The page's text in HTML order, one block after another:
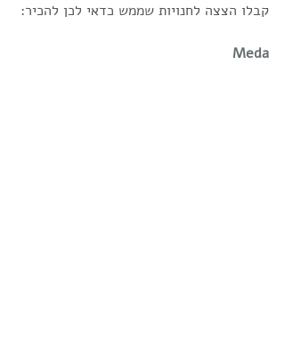
קבלו הצצה לחנויות שממש כדאי לכן להכיר:
Meda